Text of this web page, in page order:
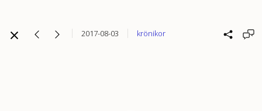
2017-08-03 krönikor